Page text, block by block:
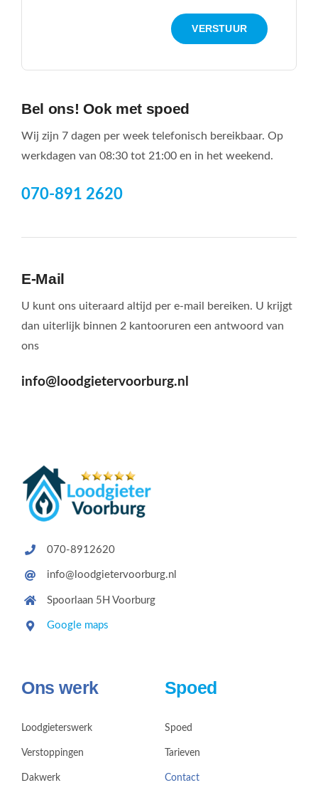
VERSTUUR
Bel ons! Ook met spoed
Wij zijn 7 dagen per week telefonisch bereikbaar. Op
werkdagen van 08:30 tot 21:00 en in het weekend.
070-891 2620
E-Mail
U kunt ons uiteraard altijd per e-mail bereiken. U krijgt
dan uiterlijk binnen 2 kantooruren een antwoord van
ons
info@loodgietervoorburg.nl
070-8912620
info@loodgietervoorburg.nl
Spoorlaan 5H Voorburg
Google maps
Ons werk
Loodgieterswerk
Verstoppingen
Dakwerk
Spoed
Spoed
Tarieven
Contact